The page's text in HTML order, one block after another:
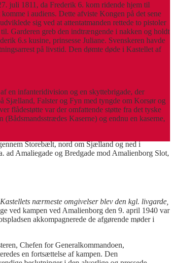
juli 1811, da Frederik 6. kom ridende hjem til
i audiens. Dette afviste Kongen på det sene
sig ved at attentatmanden rettede to pistoler
Garderen greb den indtrængende i nakken og holdt
6.s kusine, prinsesse Juliane. Svenskeren havde
på livstid. Den dømte døde i Kastellet af
en infanteridivision og en skyttebrigade, der
Sjælland, Falster og Fyn med tyngde om Korsør og
flådestøtte var der omfattende støtte fra det tyske
Kaserne) og endnu en kaserne,
Storebælt, nord om Sjælland og ned i
ad Amaliegade og Bredgade mod Amalienborg Slot,
nærmeste omgivelser blev den kgl. livgarde,
ved kampen ved Amalienborg den 9. april 1940 var
akkompagnerede de afgørende møder i
Chefen for Generalkommandoen,
en fortsættelse af kampen. Den